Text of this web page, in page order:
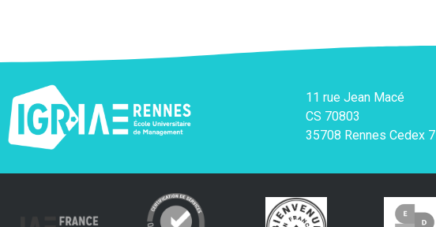
11 rue Jean Macé
CS 70803
35708 Rennes Cedex 7